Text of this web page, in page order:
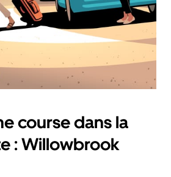
course dans la
: Willowbrook